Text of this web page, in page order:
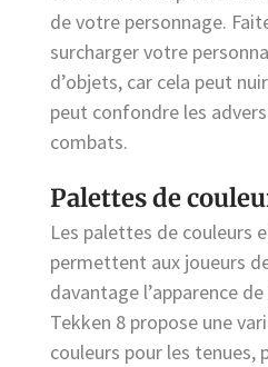
de votre personnage.
surcharger votre
d’objets, car cela peut
peut confondre les
combats.
Palettes de
Les palettes de couleurs
permettent aux joueurs
davantage l’apparence
Tekken 8 propose une
couleurs pour les tenues,